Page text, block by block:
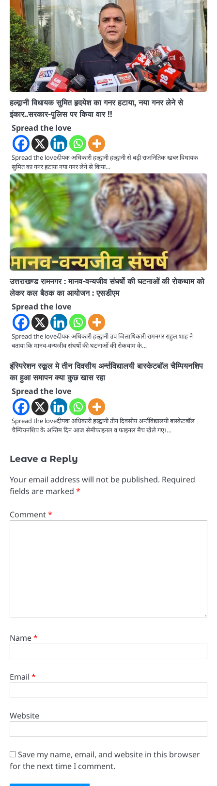
हल्द्वानी विधायक सुमित हृदयेश का गनर हटाया, नया गनर लेने से
इंकार..सरकार-पुलिस पर किया वार !!
Spread the love
Spread the loveदीपक अधिकारी हल्द्वानी हल्द्वानी से बड़ी राजनितिक खबर विधायक
सुमित का गनर हटाया नया गनर लेने से किया…
उत्तराखण्ड रामनगर : मानव-वन्यजीव संघर्षो की घटनाओं की रोकथाम को
लेकर कल बैठक का आयोजन : एसडीएम
Spread the love
Spread the loveदीपक अधिकारी हल्द्वानी उप जिलाधिकारी रामनगर राहुल शाह ने
बताया कि मानव-वन्यजीव संघर्षो की घटनाओं की रोकथाम के…
इंस्पिरेशन स्कूल मे तीन दिवसीय अर्न्तविद्यालयी बास्केटबॉल चैम्पियनशिप
का हुआ समापन क्या कुछ खास रहा
Spread the love
Spread the loveदीपक अधिकारी हल्द्वानी तीन दिवसीय अर्न्तविद्यालयी बास्केटबॉल
चैम्पियनशिप के अन्तिम दिन आज सेमीफाइनल व फाइनल मैच खेले गए।…
Leave a Reply
Your email address will not be published. Required
fields are marked *
Comment*
Name*
Email *
Website
Save my name, email, and website in this browser
for the next time I comment.